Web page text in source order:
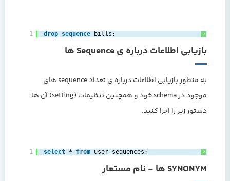
?
1 drop sequence bills;‎
بازیابی اطلاعات درباره ی Sequence ها
به منظور بازیابی اطلاعات درباره ی تعداد sequence های
موجود در schema خود و همچنین تنظیمات (setting) آن ها،
دستور زیر را اجرا کنید.
?
1 select * from user_sequences;‎
SYNONYM ها - نام مستعار